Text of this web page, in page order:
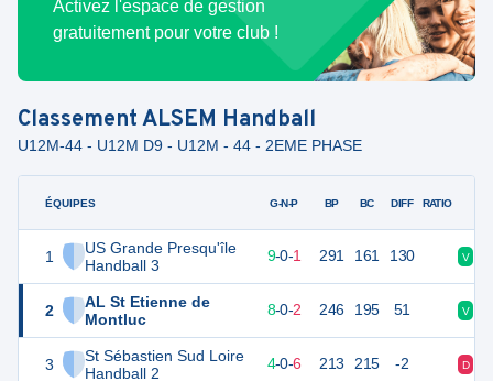
Activez l'espace de gestion
gratuitement pour votre club !
ClassementALSEM Handball
U12M-44 - U12M D9 - U12M - 44 - 2EME PHASE
ÉQUIPES
1
US Grande Presqu'île
Handball 3
2
AL St Etienne de
Montluc
3
St Sébastien Sud Loire
Handball 2
G-N-P BP BC DIFF RATIO
28 10 9-0-1 291 161 130 V
26 8-0-2 246 195 51 V
18 10 4-0-6 213 215 -2 D